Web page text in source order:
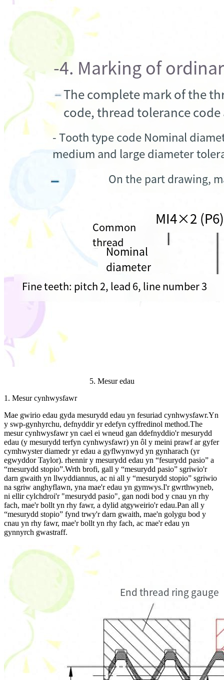
5. Mesur edau
1. Mesur cynhwysfawr
Mae gwirio edau gyda mesurydd edau yn fesuriad cynhwysfawr.Yn
y swp-gynhyrchu, defnyddir yr edefyn cyffredinol method.The
mesur cynhwysfawr yn cael ei wneud gan ddefnyddio'r mesurydd
edau (y mesurydd terfyn cynhwysfawr) yn ôl y meini prawf ar gyfer
cymhwyster diamedr yr edau a gyflwynwyd yn gynharach (yr
egwyddor Taylor). rhennir y mesurydd edau yn “fesurydd pasio” a
“mesurydd stopio”.Wrth brofi, gall y “mesurydd pasio” sgriwio'r
darn gwaith yn llwyddiannus, ac ni all y “mesurydd stopio” sgriwio
na sgriw anghyflawn, yna mae'r edau yn gymwys.I'r gwrthwyneb,
ni ellir cylchdroi'r "mesurydd pasio", gan nodi bod y cnau yn rhy
fach, mae'r bollt yn rhy fawr, a dylid atgyweirio'r edau.Pan all y
“mesurydd stopio” fynd trwy'r darn gwaith, mae'n golygu bod y
cnau yn rhy fawr, mae'r bollt yn rhy fach, ac mae'r edau yn
gynnyrch gwastraff.